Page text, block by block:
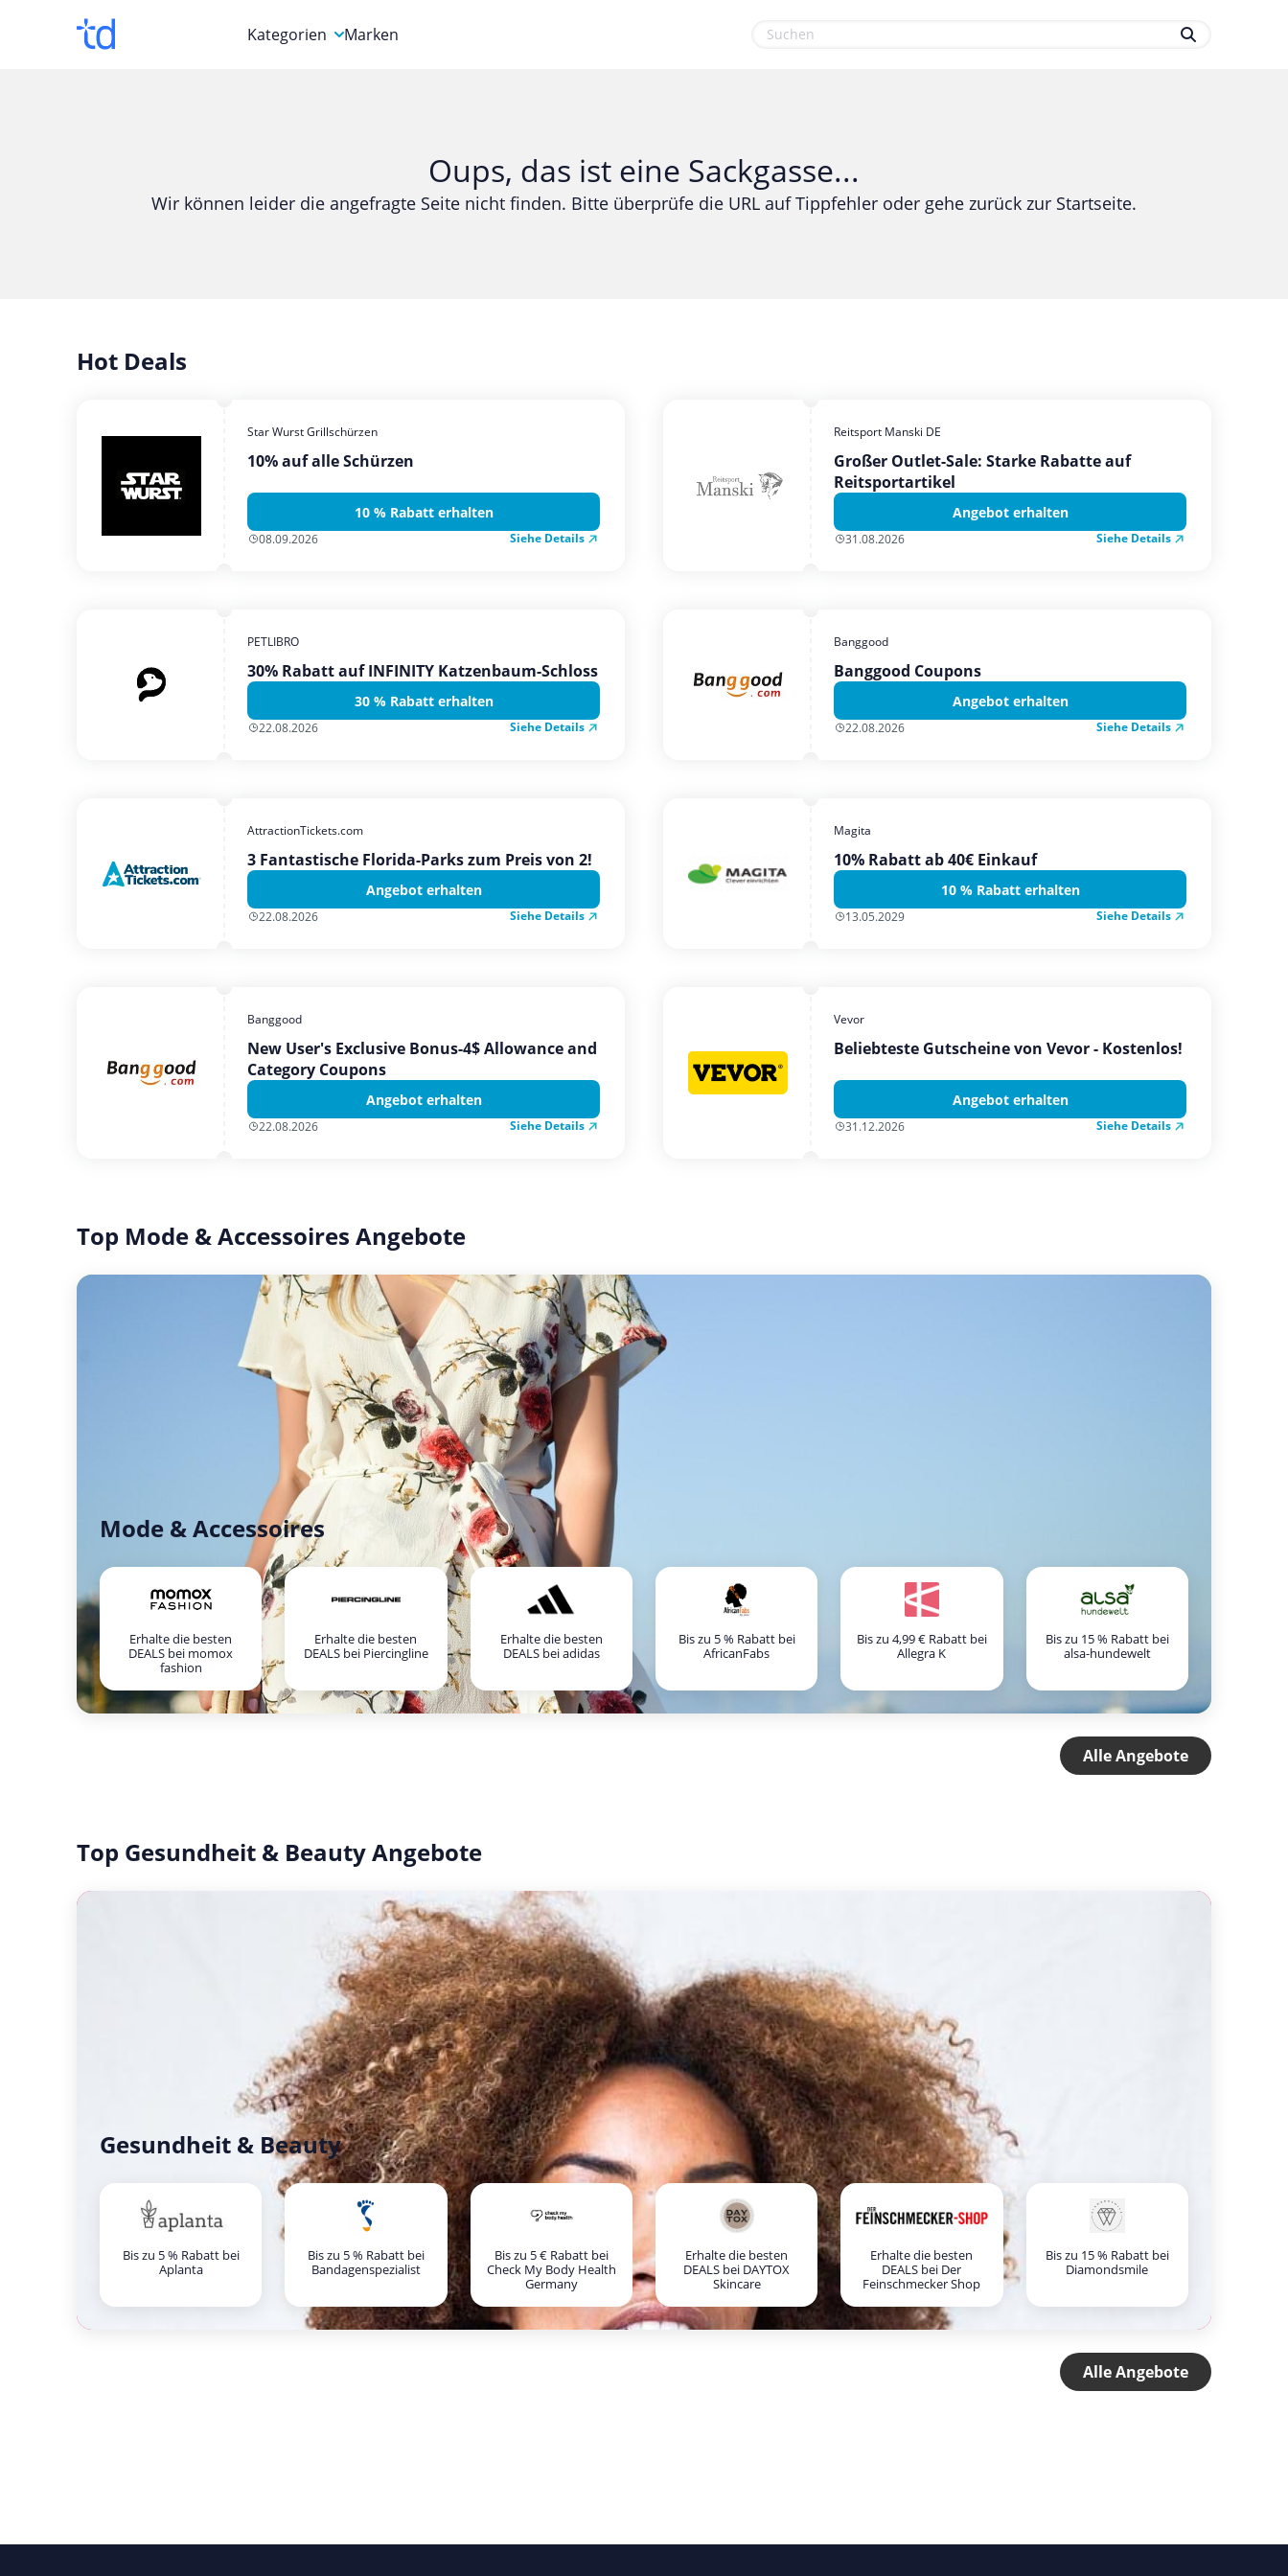
Kategorien
Computer & Elektronik
Gesundheit & Beauty
Mobilfunk & Internet
Marken
Oups, das ist eine Sackgasse...
Wir können leider die angefragte Seite nicht finden. Bitte überprüfe die URL auf Tippfehler oder gehe zurück zur Startseite.
Hot Deals
Star Wurst Grillschürzen
10% auf alle Schürzen
10 % Rabatt erhalten
08.09.2026 Siehe Details
Reitsport Manski DE
Großer Outlet-Sale: Starke Rabatte auf
Reitsportartikel
Angebot erhalten
31.08.2026 Siehe Details
PETLIBRO
30% Rabatt auf INFINITY Katzenbaum-Schloss
30 % Rabatt erhalten
22.08.2026 Siehe Details
Banggood
Banggood Coupons
Angebot erhalten
22.08.2026 Siehe Details
AttractionTickets.com
3 Fantastische Florida-Parks zum Preis von 2!
Angebot erhalten
22.08.2026 Siehe Details
Magita
10% Rabatt ab 40€ Einkauf
10 % Rabatt erhalten
13.05.2029 Siehe Details
Banggood
New User's Exclusive Bonus-4$ Allowance and
Category Coupons
Angebot erhalten
22.08.2026 Siehe Details
Vevor
Beliebteste Gutscheine von Vevor - Kostenlos!
Angebot erhalten
31.12.2026 Siehe Details
Top Mode & Accessoires Angebote
Mode & Accessoires
Erhalte die besten
DEALS bei momox
fashion
Erhalte die besten
DEALS bei Piercingline
Erhalte die besten
DEALS bei adidas
Bis zu 5 % Rabatt bei
AfricanFabs
Bis zu 4,99 € Rabatt bei
Allegra K
Bis zu 15 % Rabatt bei
alsa-hundewelt
Alle Angebote
Top Gesundheit & Beauty Angebote
Gesundheit & Beauty
Bis zu 5 % Rabatt bei
Aplanta
Bis zu 5 % Rabatt bei
Bandagenspezialist
Bis zu 5 € Rabatt bei
Check My Body Health
Germany
Erhalte die besten
DEALS bei DAYTOX
Skincare
Erhalte die besten
DEALS bei Der
Feinschmecker Shop
Bis zu 15 % Rabatt bei
Diamondsmile
Alle Angebote